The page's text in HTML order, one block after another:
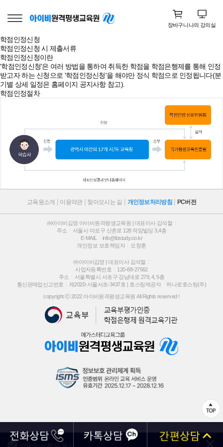
장바구니나의 강의실
학점인정신청
학점인정신청 시 제출서류
학점인정신청이란
'학점인정신청'은 여러 방법을 통하여 취득한 학점을 학점은행제를 통해 인정
받고자 하는 신청으로 '학점인정신청'을 해야만 정식 학점으로 인정됩니다(분
기별 상세 일정은 홈페이지 공지사항 참고).
학점인정절차
교육원소개 이용약관 찾아오시는 길 개인정보처리방침 PC버전
㈜아이비김영 아이비원격평생교육원 | 대표이사 김석철
주소
서울시 마포구 신촌로 128 적암빌딩 3,4층
E-MAIL
info@ibstudy.co.kr
개인정보 보호책임자
오창훈
㈜아이비김영 | 대표이사 김석철
사업자등록번호
120-88-27562
주소
서울특별시 서초구 강남대로 279, 4, 5층
통신판매업신고번호
제2020-서울서초-3437호 | 호스팅제공자
하나로호스팅(주)
copyright ⓒ 2022 아이비원격평생교육원 All Rights reserved !